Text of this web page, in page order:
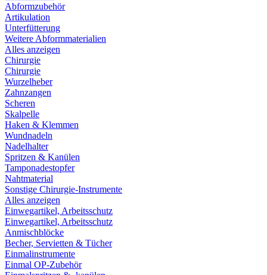
Abformzubehör
Artikulation
Unterfütterung
Weitere Abformmaterialien
Alles anzeigen
Chirurgie
Chirurgie
Wurzelheber
Zahnzangen
Scheren
Skalpelle
Haken & Klemmen
Wundnadeln
Nadelhalter
Spritzen & Kanülen
Tamponadestopfer
Nahtmaterial
Sonstige Chirurgie-Instrumente
Alles anzeigen
Einwegartikel, Arbeitsschutz
Einwegartikel, Arbeitsschutz
Anmischblöcke
Becher, Servietten & Tücher
Einmalinstrumente
Einmal OP-Zubehör